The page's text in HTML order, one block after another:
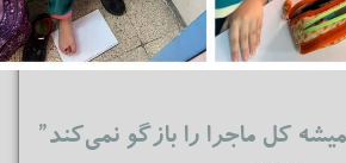
کل ماجرا را بازگو نمی‌کند”